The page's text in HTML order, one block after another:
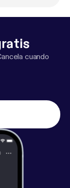
cuando